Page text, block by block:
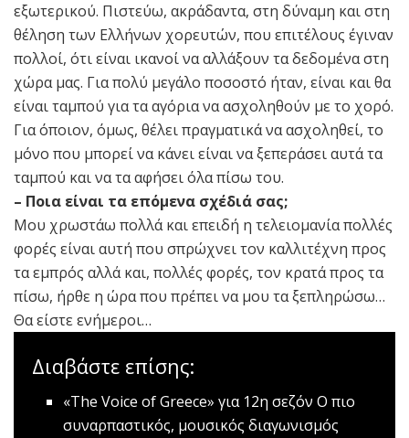
εξωτερικού. Πιστεύω, ακράδαντα, στη δύναμη και στη
θέληση των Ελλήνων χορευτών, που επιτέλους έγιναν
πολλοί, ότι είναι ικανοί να αλλάξουν τα δεδομένα στη
χώρα μας. Για πολύ μεγάλο ποσοστό ήταν, είναι και θα
είναι ταμπού για τα αγόρια να ασχοληθούν με το χορό.
Για όποιον, όμως, θέλει πραγματικά να ασχοληθεί, το
μόνο που μπορεί να κάνει είναι να ξεπεράσει αυτά τα
ταμπού και να τα αφήσει όλα πίσω του.
– Ποια είναι τα επόμενα σχέδιά σας;
Μου χρωστάω πολλά και επειδή η τελειομανία πολλές
φορές είναι αυτή που σπρώχνει τον καλλιτέχνη προς
τα εμπρός αλλά και, πολλές φορές, τον κρατά προς τα
πίσω, ήρθε η ώρα που πρέπει να μου τα ξεπληρώσω…
Θα είστε ενήμεροι…
Διαβάστε επίσης:
«The Voice of Greece» για 12η σεζόν O πιο
συναρπαστικός, μουσικός διαγωνισμός